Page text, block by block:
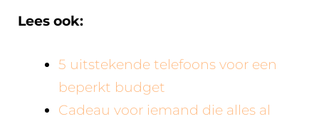
Lees ook:
5 uitstekende telefoons voor een
beperkt budget
Cadeau voor iemand die alles al